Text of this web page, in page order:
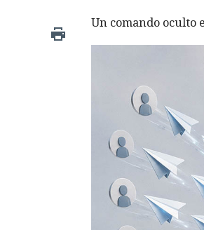
Un comando oculto